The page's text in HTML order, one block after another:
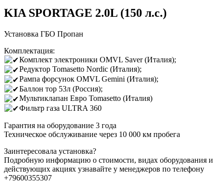
KIA SPORTAGE 2.0L (150 л.с.)
Установка ГБО Пропан
Комплектация:
Комплект электроники OMVL Saver (Италия);
Редуктор Tomasetto Nordic (Италия);
Рампа форсунок OMVL Gemini (Италия);
Баллон тор 53л (Россия);
Мультиклапан Евро Tomasetto (Италия)
Фильтр газа ULTRA 360
Гарантия на оборудование 3 года
Техническое обслуживание через 10 000 км пробега
Заинтересовала установка?
Подробную информацию о стоимости, видах оборудования и
действующих акциях узнавайте у менеджеров по телефону
+79600355307